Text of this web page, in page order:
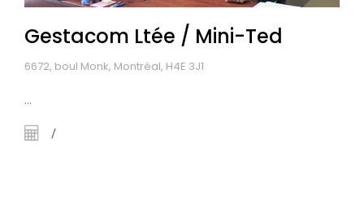
Gestacom Ltée / Mini-Ted
6672, boul Monk, Montréal, H4E 3J1
...